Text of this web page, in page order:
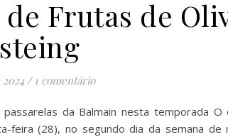
Frutas de
/ 1 comentário
da Balmain nesta temporada O
feira (28), no segundo dia da semana de